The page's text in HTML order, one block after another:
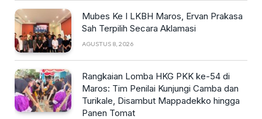
Mubes Ke I LKBH Maros, Ervan Prakasa
Sah Terpilih Secara Aklamasi
AGUSTUS 8, 2026
Rangkaian Lomba HKG PKK ke-54 di
Maros: Tim Penilai Kunjungi Camba dan
Turikale, Disambut Mappadekko hingga
Panen Tomat